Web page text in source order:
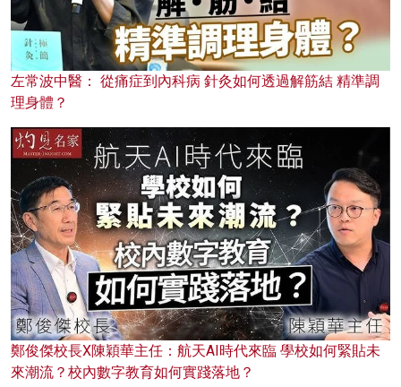
左常波中醫： 從痛症到內科病 針灸如何透過解筋結 精準調
理身體？
鄭俊傑校長X陳穎華主任：航天AI時代來臨 學校如何緊貼未
來潮流？校內數字教育如何實踐落地？